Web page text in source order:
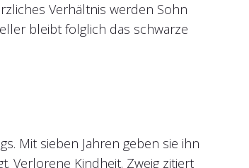
Verhältnis werden Sohn
bleibt folglich das schwarze
Mit sieben Jahren geben sie ihn
Verlorene Kindheit. Zweig zitiert